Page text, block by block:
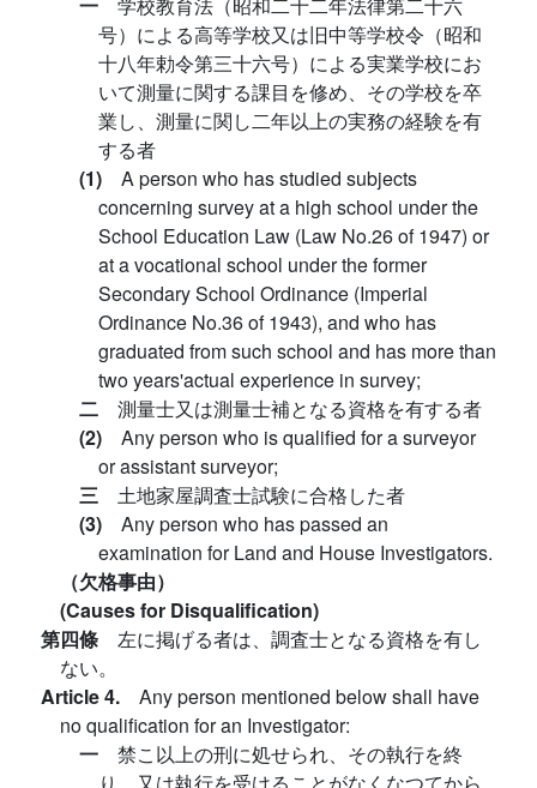
一 学校教育法（昭和二十二年法律第二十六
号）による高等学校又は旧中等学校令（昭和
十八年勅令第三十六号）による実業学校にお
いて測量に関する課目を修め、その学校を卒
業し、測量に関し二年以上の実務の経験を有
する者
(1) A person who has studied subjects
concerning survey at a high school under the
School Education Law (Law No.26 of 1947) or
at a vocational school under the former
Secondary School Ordinance (Imperial
Ordinance No.36 of 1943), and who has
graduated from such school and has more than
two years'actual experience in survey;
二 測量士又は測量士補となる資格を有する者
(2) Any person who is qualified for a surveyor
or assistant surveyor;
三 土地家屋調査士試験に合格した者
(3) Any person who has passed an
examination for Land and House Investigators.
（欠格事由）
(Causes for Disqualification)
第四條 左に掲げる者は、調査士となる資格を有し
ない。
Article 4. Any person mentioned below shall have
no qualification for an Investigator:
一 禁こ以上の刑に処せられ、その執行を終